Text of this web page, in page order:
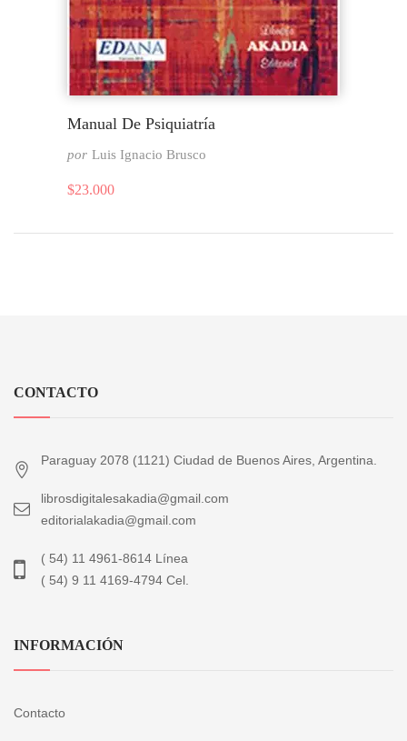
Manual De Psiquiatría
por Luis Ignacio Brusco
$23.000
CONTACTO
Paraguay 2078 (1121) Ciudad de Buenos Aires, Argentina.
librosdigitalesakadia@gmail.com
editorialakadia@gmail.com
( 54) 11 4961-8614 Línea
( 54) 9 11 4169-4794 Cel.
INFORMACIÓN
Contacto